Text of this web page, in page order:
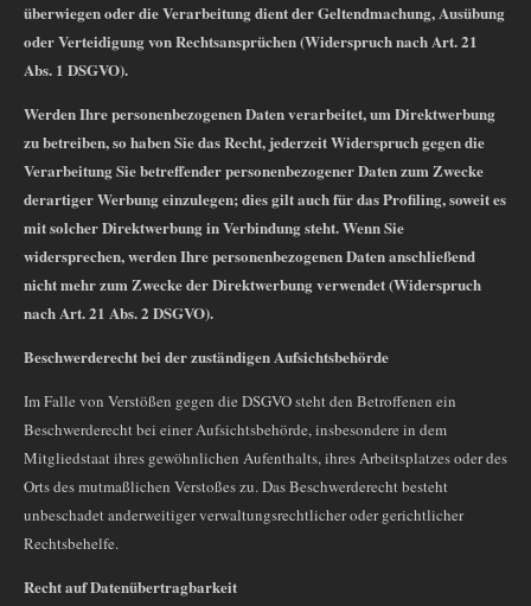
überwiegen oder die Verarbeitung dient der Geltendmachung, Ausübung
oder Verteidigung von Rechtsansprüchen (Widerspruch nach Art. 21
Abs. 1 DSGVO).
Werden Ihre personenbezogenen Daten verarbeitet, um Direktwerbung
zu betreiben, so haben Sie das Recht, jederzeit Widerspruch gegen die
Verarbeitung Sie betreffender personenbezogener Daten zum Zwecke
derartiger Werbung einzulegen; dies gilt auch für das Profiling, soweit es
mit solcher Direktwerbung in Verbindung steht. Wenn Sie
widersprechen, werden Ihre personenbezogenen Daten anschließend
nicht mehr zum Zwecke der Direktwerbung verwendet (Widerspruch
nach Art. 21 Abs. 2 DSGVO).
Beschwerderecht bei der zuständigen Aufsichtsbehörde
Im Falle von Verstößen gegen die DSGVO steht den Betroffenen ein
Beschwerderecht bei einer Aufsichtsbehörde, insbesondere in dem
Mitgliedstaat ihres gewöhnlichen Aufenthalts, ihres Arbeitsplatzes oder des
Orts des mutmaßlichen Verstoßes zu. Das Beschwerderecht besteht
unbeschadet anderweitiger verwaltungsrechtlicher oder gerichtlicher
Rechtsbehelfe.
Recht auf Datenübertragbarkeit